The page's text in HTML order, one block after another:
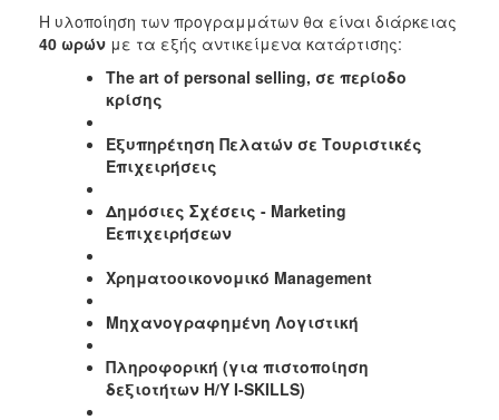
Η υλοποίηση των προγραμμάτων θα είναι διάρκειας
40 ωρών με τα εξής αντικείμενα κατάρτισης:
The art of personal selling, σε περίοδο
κρίσης
Εξυπηρέτηση Πελατών σε Τουριστικές
Επιχειρήσεις
Δημόσιες Σχέσεις - Marketing
Eεπιχειρήσεων
Χρηματοοικονομικό Management
Μηχανογραφημένη Λογιστική
Πληροφορική (για πιστοποίηση
δεξιοτήτων Η/Υ I-SKILLS)